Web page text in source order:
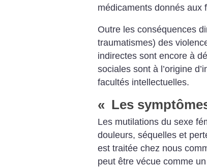
médicaments donnés aux
Outre les conséquences
traumatismes) des
indirectes sont encore à
sociales sont à l’origine
facultés intellectuelles.
« Les
Les mutilations du sexe
douleurs, séquelles et
est traitée chez nous
peut être vécue comme